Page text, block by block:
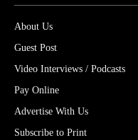
About Us
Guest Post
Video Interviews / Podcasts
Pay Online
Advertise With Us
Subscribe to Print